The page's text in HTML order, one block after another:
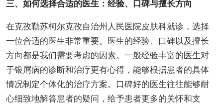
三、如何选择合适的医生：经验、口碑与擅长方向
在克孜勒苏柯尔克孜自治州人民医院皮肤科就诊，选择
一位合适的医生非常重要。医生的经验、口碑以及擅长
方向都是我们需要考虑的因素。一般经验丰富的医生对
于银屑病的诊断和治疗更有心得，能够根据患者的具体
情况制定个体化的治疗方案。口碑好的医生往往能够耐
心细致地解答患者的疑问，给予患者更多的关怀和支